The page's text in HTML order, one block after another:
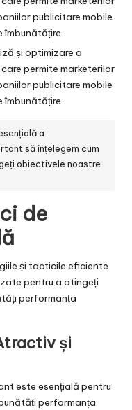
publicitare mobile
și optimizare a
permite marketerilor
publicitare mobile
a
să înțelegem cum
obiectivele noastre
de
și tacticile eficiente
pentru a atingeți
performanța
și
este esențială pentru
performanța